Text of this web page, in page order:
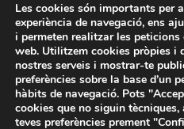
c/Dalí nº6-8 17500 Ripoll
Les cookies són importants per
experiència de navegació, ens
i permeten realitzar les
web. Utilitzem cookies pròpies i
nostres serveis i mostrar-te
preferències sobre la base d’un
hàbits de navegació. Pots
cookies que no siguin
teves preferències prement